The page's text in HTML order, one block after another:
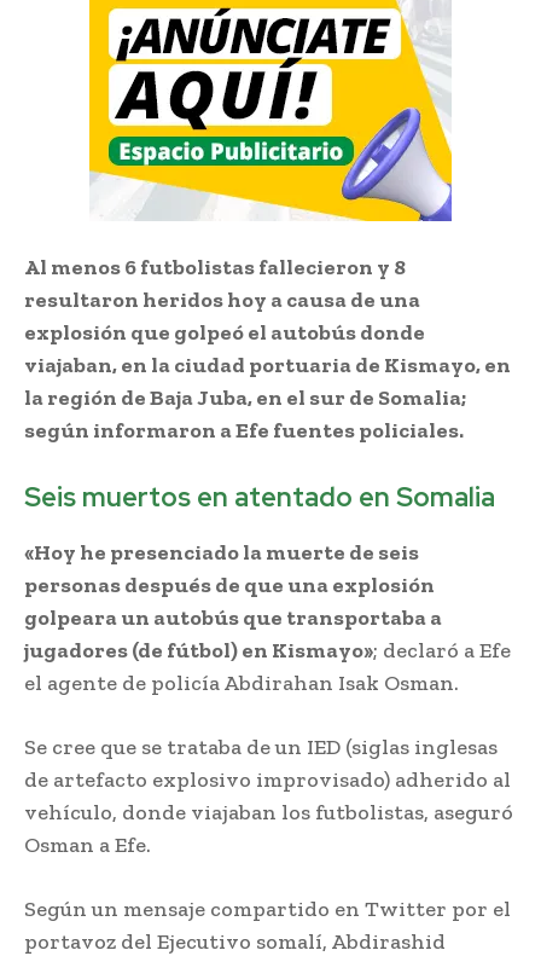
Al menos 6 futbolistas fallecieron y 8
resultaron heridos hoy a causa de una
explosión que golpeó el autobús donde
viajaban, en la ciudad portuaria de Kismayo, en
la región de Baja Juba, en el sur de Somalia;
según informaron a Efe fuentes policiales.
Seis muertos en atentado en Somalia
«Hoy he presenciado la muerte de seis
personas después de que una explosión
golpeara un autobús que transportaba a
jugadores (de fútbol) en Kismayo»; declaró a Efe
el agente de policía Abdirahan Isak Osman.
Se cree que se trataba de un IED (siglas inglesas
de artefacto explosivo improvisado) adherido al
vehículo, donde viajaban los futbolistas, aseguró
Osman a Efe.
Según un mensaje compartido en Twitter por el
portavoz del Ejecutivo somalí, Abdirashid